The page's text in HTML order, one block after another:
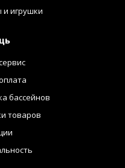
игрушки
бассейнов
товаров